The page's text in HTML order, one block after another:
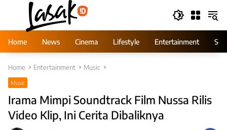
Home
News Cinema Lifestyle Entertainment
Home Entertainment Music
Music
Irama Mimpi Soundtrack Film Nussa Rilis
Video Klip, Ini Cerita Dibaliknya